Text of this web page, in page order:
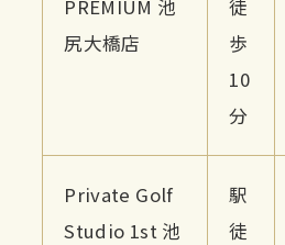
PREMIUM 池
尻大橋店
徒
歩
10
分
Private Golf
Studio 1st 池
駅
徒